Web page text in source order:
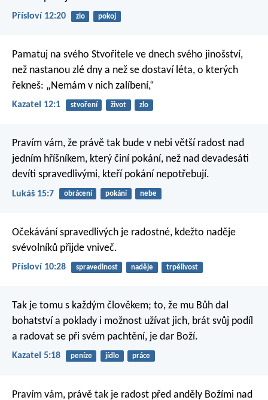
Přísloví 12:20 zlo pokoj
Pamatuj na svého Stvořitele ve dnech svého jinošství,
než nastanou zlé dny a než se dostaví léta, o kterých
řekneš: „Nemám v nich zalíbení,“
Kazatel 12:1 stvoření život zlo
Pravím vám, že právě tak bude v nebi větší radost nad
jedním hříšníkem, který činí pokání, než nad devadesáti
devíti spravedlivými, kteří pokání nepotřebují.
Lukáš 15:7 obrácení pokání nebe
Očekávání spravedlivých je radostné, kdežto naděje
svévolníků přijde vniveč.
Přísloví 10:28 spravedlnost naděje trpělivost
Tak je tomu s každým člověkem; to, že mu Bůh dal
bohatství a poklady i možnost užívat jich, brát svůj podíl
a radovat se při svém pachtění, je dar Boží.
Kazatel 5:18 peníze jídlo práce
Pravím vám, právě tak je radost před anděly Božími nad